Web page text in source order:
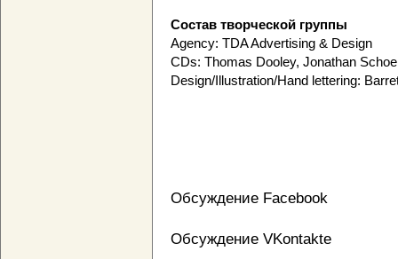
Состав творческой группы
Agency: TDA Advertising & Design
CDs: Thomas Dooley, Jonathan
Design/Illustration/Hand lettering:
Обсуждение Facebook
Обсуждение VKontakte